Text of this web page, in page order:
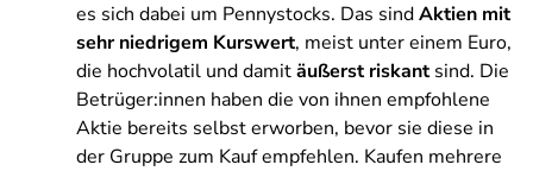
es sich dabei um Pennystocks. Das sindAktien mit
sehr niedrigem Kurswert, meist unter einem Euro,
die hochvolatil und damitäußerst riskantsind. Die
Betrüger:innen haben die von ihnen empfohlene
Aktie bereits selbst erworben, bevor sie diese in
der Gruppe zum Kauf empfehlen. Kaufen mehrere